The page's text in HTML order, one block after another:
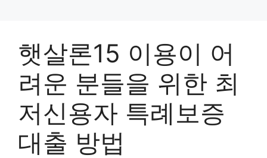
햇살론15 이용이 어
려운 분들을 위한 최
저신용자 특례보증
대출 방법